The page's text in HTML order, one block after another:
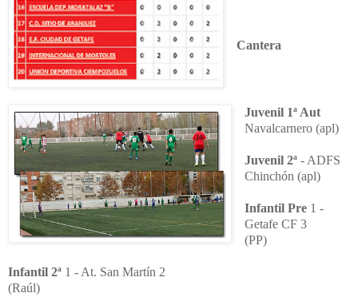
Cantera
Juvenil 1ª Aut
Navalcarnero (apl)
Juvenil 2ª- ADFS
Chinchón (apl)
Infantil Pre 1 -
Getafe CF 3
(PP)
Infantil 2ª 1 - At. San Martín 2
(Raúl)